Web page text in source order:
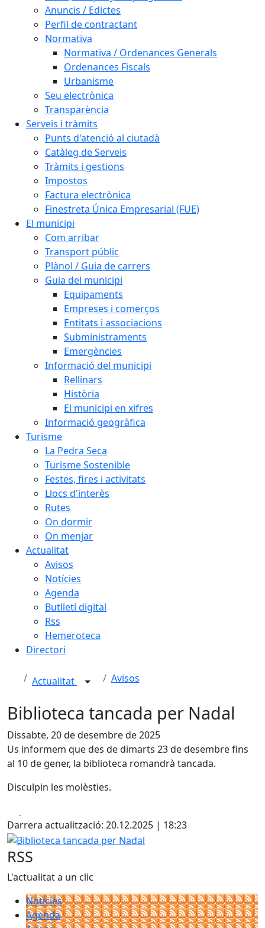
Anuncis / Edictes
Perfil de contractant
Normativa
Normativa / Ordenances Generals
Ordenances Fiscals
Urbanisme
Seu electrònica
Transparència
Serveis i tràmits
Punts d'atenció al ciutadà
Catàleg de Serveis
Tràmits i gestions
Impostos
Factura electrònica
Finestreta Única Empresarial (FUE)
El municipi
Com arribar
Transport públic
Plànol / Guia de carrers
Guia del municipi
Equipaments
Empreses i comerços
Entitats i associacions
Subministraments
Emergències
Informació del municipi
Rellinars
Història
El municipi en xifres
Informació geogràfica
Turisme
La Pedra Seca
Turisme Sostenible
Festes, fires i activitats
Llocs d'interès
Rutes
On dormir
On menjar
Actualitat
Avisos
Notícies
Agenda
Butlletí digital
Rss
Hemeroteca
Directori
Actualitat Avisos
Biblioteca tancada per Nadal
Dissabte, 20 de desembre de 2025
Us informem que des de dimarts 23 de desembre fins
al 10 de gener, la biblioteca romandrà tancada.
Disculpin les molèsties.
Darrera actualització: 20.12.2025 | 18:23
Biblioteca tancada per Nadal
RSS
L'actualitat a un clic
Notícies
Agenda